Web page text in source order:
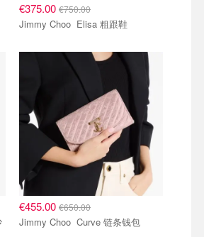
€375.00 €750.00
Jimmy Choo Elisa 粗跟鞋
€455.00 €650.00
Jimmy Choo Curve 链条钱包